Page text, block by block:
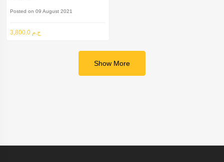
Posted on 09 August 2021
3,800.0 ج.م
Show More